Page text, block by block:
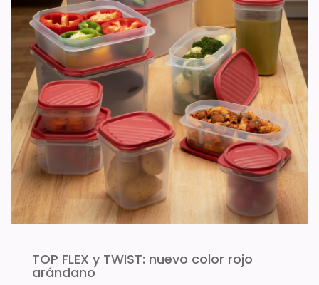
TOP FLEX y TWIST: nuevo color rojo
arándano